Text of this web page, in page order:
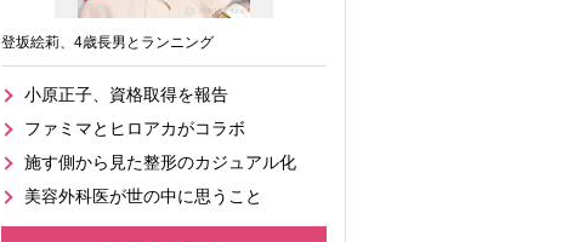
登坂絵莉、4歳長男とランニング
小原正子、資格取得を報告
ファミマとヒロアカがコラボ
施す側から見た整形のカジュアル化
美容外科医が世の中に思うこと